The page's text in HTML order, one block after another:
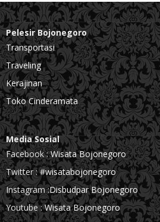
Pelesir Bojonegoro
Transportasi
Traveling
Kerajinan
Toko Cinderamata
Media Sosial
Facebook :Wisata Bojonegoro
Twitter :#wisatabojonegoro
Instagram :Disbudpar Bojonegoro
Youtube :Wisata Bojonegoro